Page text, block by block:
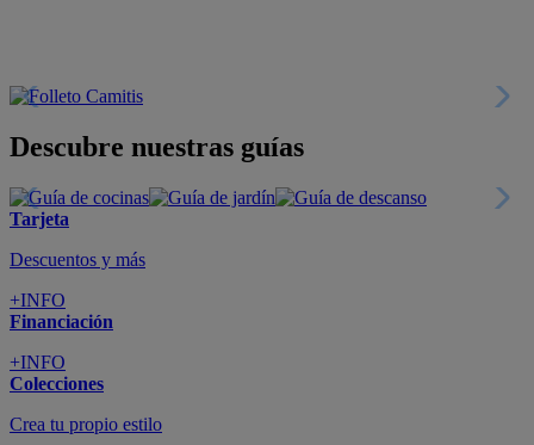
Descubre nuestras guías
Tarjeta
Descuentos y más
+INFO
Financiación
+INFO
Colecciones
Crea tu propio estilo